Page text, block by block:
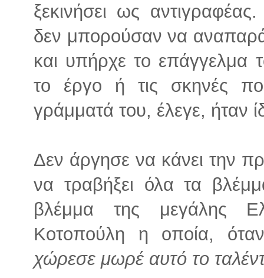
ξεκινήσει ως
δεν μπορούσαν να
και υπήρχε το επάγγελμα
το έργο ή τις σκηνές
γράμματά του, έλεγε, ήταν
Δεν άργησε να κάνει την
να τραβήξει όλα τα
βλέμμα της μεγάλης
Κοτοπούλη η οποία,
χώρεσε μωρέ αυτό το